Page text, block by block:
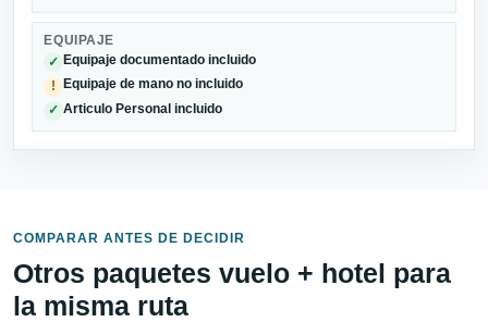
EQUIPAJE
✓ Equipaje documentado incluido
! Equipaje de mano no incluido
✓ Articulo Personal incluido
COMPARAR ANTES DE DECIDIR
Otros paquetes vuelo + hotel para
la misma ruta